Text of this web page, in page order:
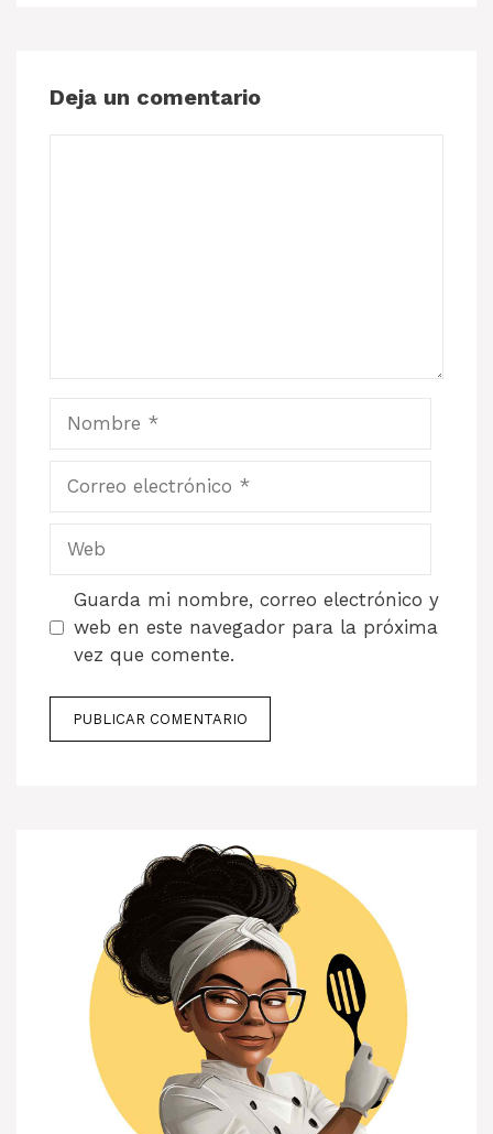
Deja un comentario
electrónico
Guarda mi nombre, correo electrónico y
web en este navegador para la próxima
vez que comente.